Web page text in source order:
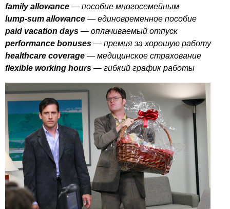
family allowance — пособие многосемейным
lump-sum allowance — единовременное пособие
paid vacation days — оплачиваемый отпуск
performance bonuses — премия за хорошую работу
healthcare coverage — медицинское страхование
flexible working hours — гибкий график работы